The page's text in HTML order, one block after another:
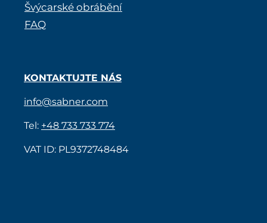
Švýcarské obrábění
FAQ
KONTAKTUJTE NÁS
info@sabner.com
Tel: +48 733 733 774
VAT ID: PL9372748484